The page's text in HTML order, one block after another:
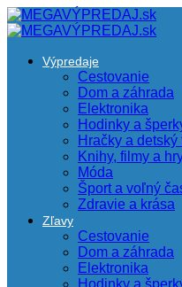
Výpredaje
Cestovanie
Dom a záhrada
Elektronika
Hodinky a
Hračky a detský
Knihy, filmy a
Móda
Šport a voľný
Zdravie a krása
Zľavy
Cestovanie
Dom a záhrada
Elektronika
Hodinky a